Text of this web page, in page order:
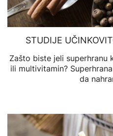
STUDIJE
Zašto biste jeli
ili multivitamin?
da